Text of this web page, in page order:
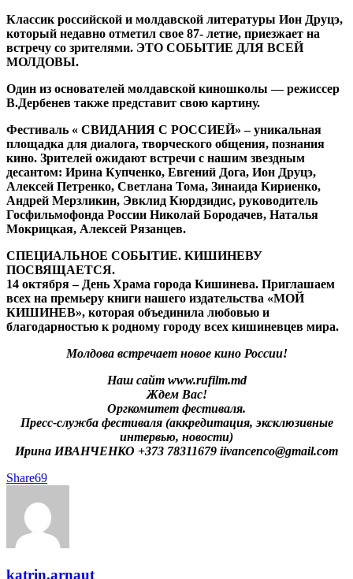
Классик российской и молдавской литературы Ион Друцэ,
который недавно отметил свое 87- летие, приезжает на
встречу со зрителями. ЭТО СОБЫТИЕ ДЛЯ ВСЕЙ
МОЛДОВЫ.
Один из основателей молдавской киношколы — режиссер
В.Дербенев также представит свою картину.
Фестиваль « СВИДАНИЯ С РОССИЕЙ» – уникальная
площадка для диалога, творческого общения, познания
кино. Зрителей ожидают встречи с нашим звездным
десантом: Ирина Купченко, Евгений Дога, Ион Друцэ,
Алексей Петренко, Светлана Тома, Зинаида Кириенко,
Андрей Мерзликин, Эвклид Кюрдзидис, руководитель
Госфильмофонда России Николай Бородачев, Наталья
Мокрицкая, Алексей Рязанцев.
СПЕЦИАЛЬНОЕ СОБЫТИЕ. КИШИНЕВУ
ПОСВЯЩАЕТСЯ.
14 октября – День Храма города Кишинева. Приглашаем
всех на премьеру книги нашего издательства «МОЙ
КИШИНЕВ», которая объединила любовью и
благодарностью к родному городу всех кишиневцев мира.
Молдова встречает новое кино России!
Наш сайт www.rufilm.md
Ждем Вас!
Оргкомитет фестиваля.
Пресс-служба фестиваля (аккредитация, эксклюзивные
интервью, новости)
Ирина ИВАНЧЕНКО +373 78311679 iivancenco@gmail.com
Share69
katrin.arnaut